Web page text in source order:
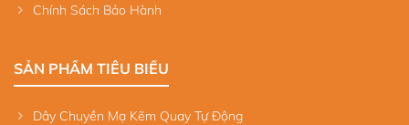
Chính Sách Bảo Hành
SẢN PHẨM TIÊU BIỂU
Dây Chuyền Mạ Kẽm Quay Tự Động